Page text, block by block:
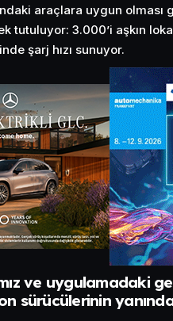
araçlara uygun olması
tutuluyor: 3.000’i aşkın
şarj hızı sunuyor.
ve uygulamadaki
sürücülerinin